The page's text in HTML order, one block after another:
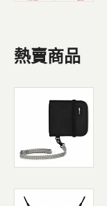
熱賣商品